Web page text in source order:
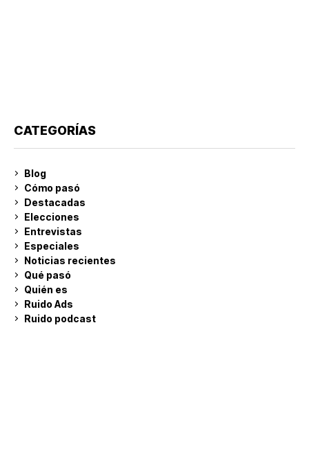
CATEGORÍAS
Blog
Cómo pasó
Destacadas
Elecciones
Entrevistas
Especiales
Noticias recientes
Qué pasó
Quién es
Ruido Ads
Ruido podcast